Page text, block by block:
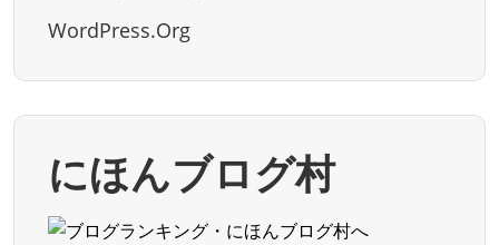
WordPress.org
にほんブログ村